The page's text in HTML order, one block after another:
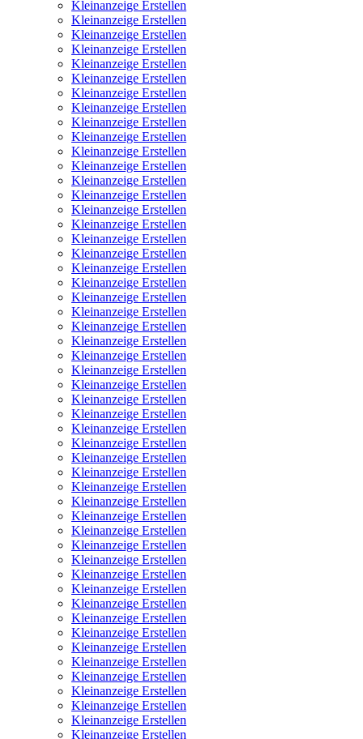
Kleinanzeige Erstellen
Kleinanzeige Erstellen
Kleinanzeige Erstellen
Kleinanzeige Erstellen
Kleinanzeige Erstellen
Kleinanzeige Erstellen
Kleinanzeige Erstellen
Kleinanzeige Erstellen
Kleinanzeige Erstellen
Kleinanzeige Erstellen
Kleinanzeige Erstellen
Kleinanzeige Erstellen
Kleinanzeige Erstellen
Kleinanzeige Erstellen
Kleinanzeige Erstellen
Kleinanzeige Erstellen
Kleinanzeige Erstellen
Kleinanzeige Erstellen
Kleinanzeige Erstellen
Kleinanzeige Erstellen
Kleinanzeige Erstellen
Kleinanzeige Erstellen
Kleinanzeige Erstellen
Kleinanzeige Erstellen
Kleinanzeige Erstellen
Kleinanzeige Erstellen
Kleinanzeige Erstellen
Kleinanzeige Erstellen
Kleinanzeige Erstellen
Kleinanzeige Erstellen
Kleinanzeige Erstellen
Kleinanzeige Erstellen
Kleinanzeige Erstellen
Kleinanzeige Erstellen
Kleinanzeige Erstellen
Kleinanzeige Erstellen
Kleinanzeige Erstellen
Kleinanzeige Erstellen
Kleinanzeige Erstellen
Kleinanzeige Erstellen
Kleinanzeige Erstellen
Kleinanzeige Erstellen
Kleinanzeige Erstellen
Kleinanzeige Erstellen
Kleinanzeige Erstellen
Kleinanzeige Erstellen
Kleinanzeige Erstellen
Kleinanzeige Erstellen
Kleinanzeige Erstellen
Kleinanzeige Erstellen
Kleinanzeige Erstellen